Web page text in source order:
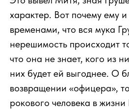
характер. Вот почему ему и
временами, что вся мука
нерешимость происходит
что она не знает, кого из
них будет ей выгоднее. О
возвращении «офицера»,
рокового человека в